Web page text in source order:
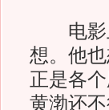
电影上
想。他
正是各
黄渤还